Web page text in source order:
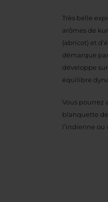
Très belle
arômes de
(abricot) et
démarque
développe
équilibre
Vous pourrez
blanquette de
l’indienne ou